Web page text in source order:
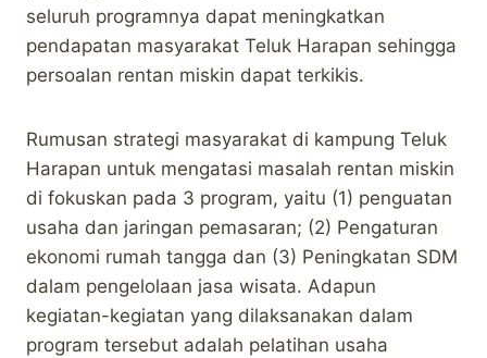
seluruh programnya dapat meningkatkan
pendapatan masyarakat Teluk Harapan sehingga
persoalan rentan miskin dapat terkikis.
Rumusan strategi masyarakat di kampung Teluk
Harapan untuk mengatasi masalah rentan miskin
di fokuskan pada 3 program, yaitu (1) penguatan
usaha dan jaringan pemasaran; (2) Pengaturan
ekonomi rumah tangga dan (3) Peningkatan SDM
dalam pengelolaan jasa wisata. Adapun
kegiatan-kegiatan yang dilaksanakan dalam
program tersebut adalah pelatihan usaha